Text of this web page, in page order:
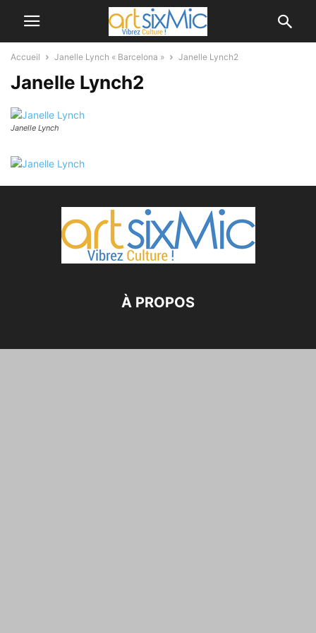
Accueil Janelle Lynch « Barcelona » Janelle Lynch2
Janelle Lynch2
Janelle Lynch
À PROPOS